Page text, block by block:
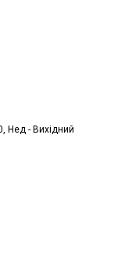
Нед - Вихідний